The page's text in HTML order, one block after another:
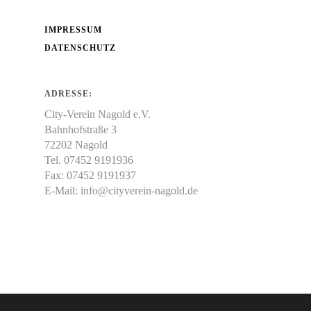
IMPRESSUM
DATENSCHUTZ
ADRESSE:
City-Verein Nagold e.V.
Bahnhofstraße 3
72202 Nagold
Tel. 07452 9191936
Fax: 07452 9191937
E-Mail: info@cityverein-nagold.de